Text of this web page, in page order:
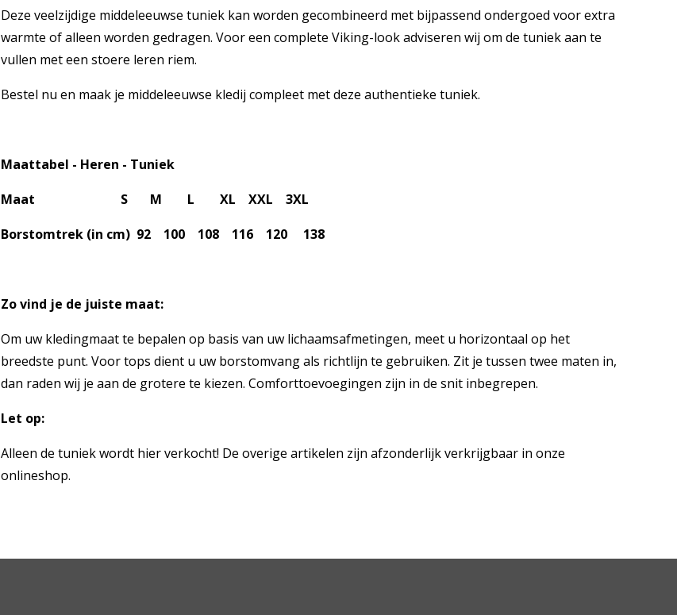
Deze veelzijdige middeleeuwse tuniek kan worden gecombineerd met bijpassend ondergoed voor extra
warmte of alleen worden gedragen. Voor een complete Viking-look adviseren wij om de tuniek aan te
vullen met een stoere leren riem.
Bestel nu en maak je middeleeuwse kledij compleet met deze authentieke tuniek.
Maattabel - Heren - Tuniek
Maat S M L XL XXL 3XL
Borstomtrek (in cm) 92 100 108 116 120 138
Zo vind je de juiste maat:
Om uw kledingmaat te bepalen op basis van uw lichaamsafmetingen, meet u horizontaal op het
breedste punt. Voor tops dient u uw borstomvang als richtlijn te gebruiken. Zit je tussen twee maten in,
dan raden wij je aan de grotere te kiezen. Comforttoevoegingen zijn in de snit inbegrepen.
Let op:
Alleen de tuniek wordt hier verkocht! De overige artikelen zijn afzonderlijk verkrijgbaar in onze
onlineshop.